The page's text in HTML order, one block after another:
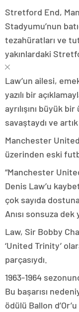
Stretford End,
Stadyumu’nun
tezahüratları ve
yakınlardaki
Law’un ailesi,
yazılı bir
ayrılışını büyük
savaştaydı ve
Manchester
üzerinden eski
“Manchester
Denis Law’u
çok sayıda
Anısı sonsuza dek
Law, Sir Bobby
‘United Trinity’
parçasıydı.
1963-1964
Bu başarısı
ödülü Ballon d’Or’u